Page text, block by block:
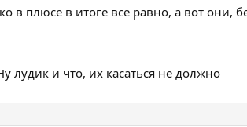
в плюсе в итоге все равно, а вот они,
лудик и что, их касаться не должно